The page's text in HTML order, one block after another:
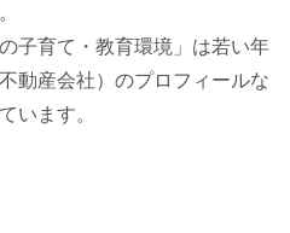
子育て・教育環境」は若い年
動産会社）のプロフィールな
います。